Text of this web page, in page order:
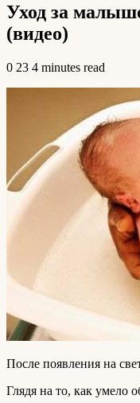
Уход за
(видео)
0 23 4 minutes read
После появления на
Глядя на то, как умело